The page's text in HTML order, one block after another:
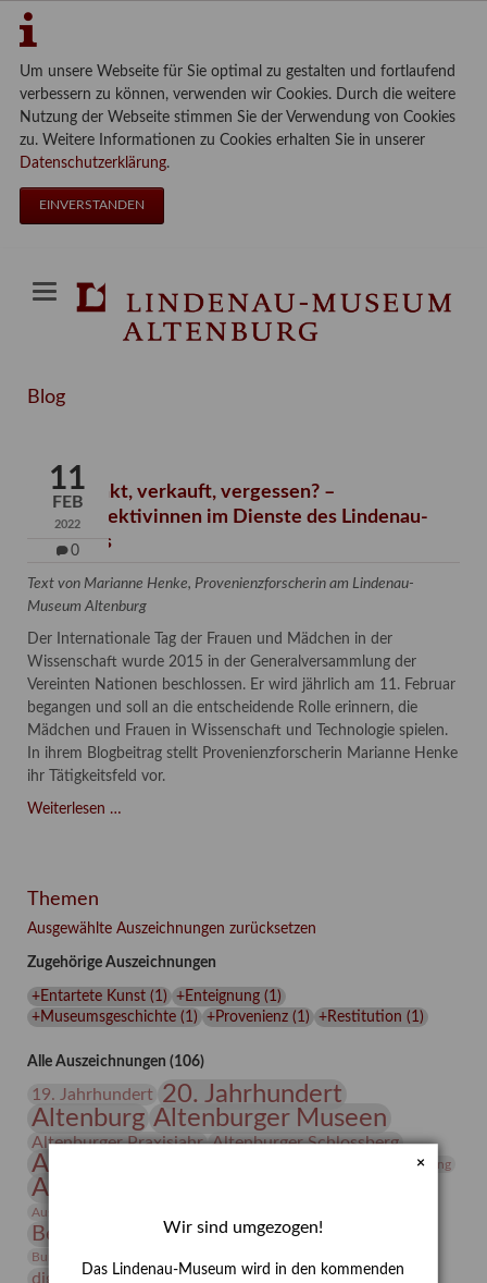
Um unsere Webseite für Sie optimal zu gestalten und fortlaufend
verbessern zu können, verwenden wir Cookies. Durch die weitere
Nutzung der Webseite stimmen Sie der Verwendung von Cookies
zu. Weitere Informationen zu Cookies erhalten Sie in unserer
Datenschutzerklärung.
EINVERSTANDEN
Blog
11
FEB
2022
0
Verschenkt, verkauft, vergessen? –
Kunstdetektivinnen im Dienste des Lindenau-
Museums
Text von Marianne Henke, Provenienzforscherin am Lindenau-
Museum Altenburg
Der Internationale Tag der Frauen und Mädchen in der
Wissenschaft wurde 2015 in der Generalversammlung der
Vereinten Nationen beschlossen. Er wird jährlich am 11. Februar
begangen und soll an die entscheidende Rolle erinnern, die
Mädchen und Frauen in Wissenschaft und Technologie spielen.
In ihrem Blogbeitrag stellt Provenienzforscherin Marianne Henke
ihr Tätigkeitsfeld vor.
Weiterlesen …
im
des
Lindenau-
Museums
Themen
Ausgewählte Auszeichnungen zurücksetzen
Zugehörige Auszeichnungen
+Entartete Kunst(1 ) +Enteignung(1 )
+Museumsgeschichte(1 ) +Provenienz(1 ) +Restitution (1 )
Alle Auszeichnungen (106)
19. Jahrhundert 20. Jahrhundert
Altenburg Altenburger Museen
Altenburger Praxisjahr Altenburger Schlossberg
Antike Asta Gröting
Ausstellung
Ausstellung „Vier Winde“
Bernhard August von Lindenau
Burg Posterstein
digitallabor Entartete Kunst
Enteignung
×
Wir sind umgezogen!
Das Lindenau-Museum wird in den kommenden